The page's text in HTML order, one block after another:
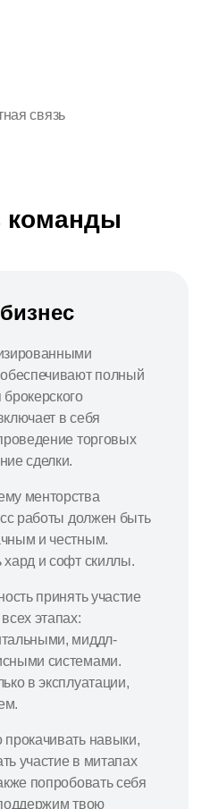
связь
команды
полный
в себя
торговых
сделки.
менторства
работы должен быть
и честным.
и софт скиллы.
принять участие
этапах:
миддл-
системами.
в эксплуатации,
навыки,
участие в митапах
попробовать себя
твою